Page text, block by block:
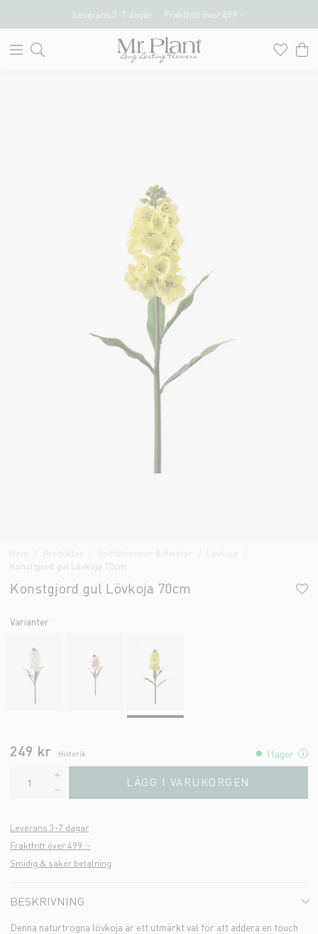
Leverans 3-7 dagar Fraktfritt över 499 :-
Hem Produkter Snittblommor & Kvistar
Konstgjord gul Lövkoja 70cm
Konstgjord gul Lövkoja 70cm
Varianter
249 kr Historik I lager
LÄGG I VARUKORGEN
Leverans 3-7 dagar
Fraktfritt över 499 :-
Smidig & säker betalning
BESKRIVNING
Denna naturtrogna lövkoja är ett utmärkt val för att addera en touch